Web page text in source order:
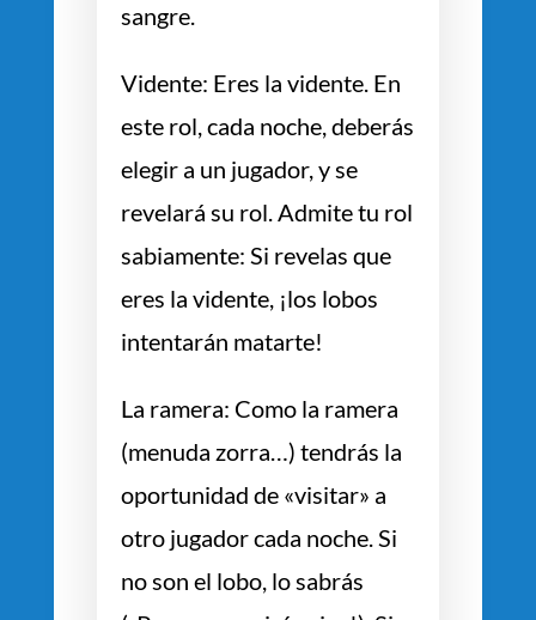
sangre.
Vidente: Eres la vidente. En
este rol, cada noche, deberás
elegir a un jugador, y se
revelará su rol. Admite tu rol
sabiamente: Si revelas que
eres la vidente, ¡los lobos
intentarán matarte!
La ramera: Como la ramera
(menuda zorra…) tendrás la
oportunidad de «visitar» a
otro jugador cada noche. Si
no son el lobo, lo sabrás